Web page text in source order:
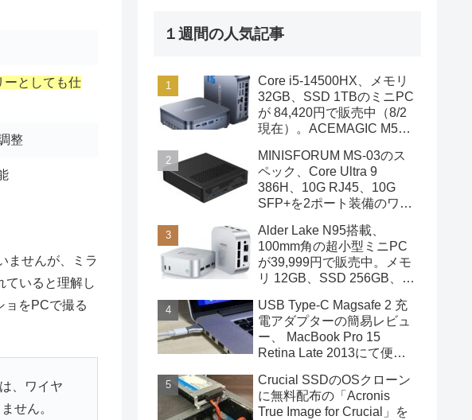
ーとしても仕
整
ませんが、ミラ
ていると理解し
ョをPCで撮る
、ワイヤ
せん。
１週間の人気記事
Core i5-14500HX、メモリ
32GB、SSD 1TBのミニPC
が 84,420円で販売中（8/2
現在）。ACEMAGIC M5の
MINISFORUM MS-03のス
ペック、Core Ultra 9
386H、10G RJ45、10G
SFP+を2ポート装備のワー
Alder Lake N95搭載、
100mm角の超小型ミニPC
が39,999円で販売中。メモ
リ 12GB、SSD 256GB、
USB Type-C Magsafe 2 充
電アダプターの簡易レビュ
ー、 MacBook Pro 15
Retina Late 2013にて便利
Crucial SSDのOSクローン
に無料配布の「Acronis
True Image for Crucial」を